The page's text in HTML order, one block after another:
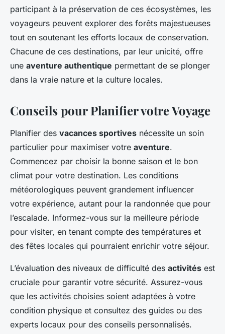
participant à la préservation de ces écosystèmes, les
voyageurs peuvent explorer des forêts majestueuses
tout en soutenant les efforts locaux de conservation.
Chacune de ces destinations, par leur unicité, offre
une aventure authentique permettant de se plonger
dans la vraie nature et la culture locales.
Conseils pour Planifier votre Voyage
Planifier des vacances sportives nécessite un soin
particulier pour maximiser votre aventure.
Commencez par choisir la bonne saison et le bon
climat pour votre destination. Les conditions
météorologiques peuvent grandement influencer
votre expérience, autant pour la randonnée que pour
l’escalade. Informez-vous sur la meilleure période
pour visiter, en tenant compte des températures et
des fêtes locales qui pourraient enrichir votre séjour.
L’évaluation des niveaux de difficulté des activités est
cruciale pour garantir votre sécurité. Assurez-vous
que les activités choisies soient adaptées à votre
condition physique et consultez des guides ou des
experts locaux pour des conseils personnalisés.